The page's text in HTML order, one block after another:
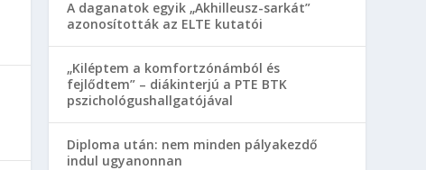
A daganatok egyik „Akhilleusz-sarkát”
azonosították az ELTE kutatói
„Kiléptem a komfortzónámból és
fejlődtem” – diákinterjú a PTE BTK
pszichológushallgatójával
Diploma után: nem minden pályakezdő
indul ugyanonnan